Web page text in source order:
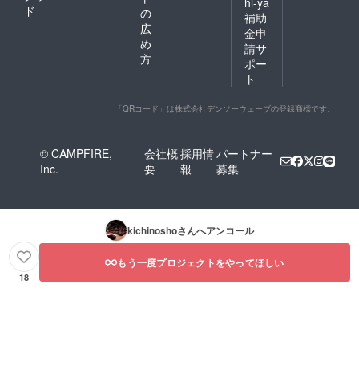
ド
の
広
め
方
補助
金申
請サ
ポー
ト
「QRコード」は株式会社デンソーウェーブの登録商標です。
© CAMPFIRE,
Inc.
会社概
要
採用情
報
パートナー
募集
kichinoshoさんへアンコール
18
もう一度プロジェクトをやってほしい